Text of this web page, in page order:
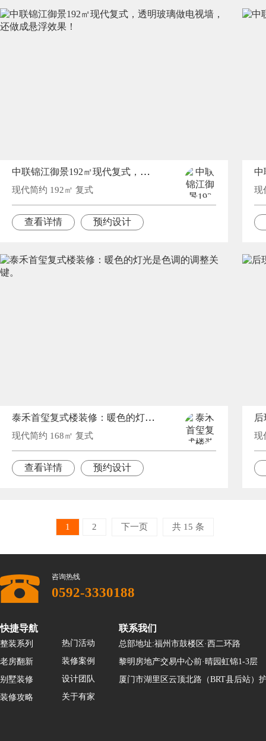
中联锦江御景192㎡现代复式，透明玻璃做电视墙，还做成悬浮效果！
现代简约 192㎡ 复式
查看详情 预约设计
现
泰禾首玺复式楼装修：暖色的灯光是色调的调整关键。
现代简约 168㎡ 复式
查看详情 预约设计
现
1 2 下一页 共 15 条
咨询热线
0592-3330188
快捷导航
整装系列
老房翻新
别墅装修
装修攻略
热门活动
装修案例
设计团队
关于有家
联系我们
总部地址:福州市鼓楼区·西二环路
黎明房地产交易中心前·晴园虹锦1-3层
厦门市湖里区云顶北路（BRT县后站）